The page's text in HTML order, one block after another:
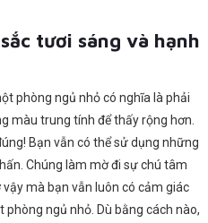
tươi sáng và hạnh
phòng ngủ nhỏ có nghĩa là phải
màu trung tính để thấy rộng hơn.
Bạn vẫn có thể sử dụng những
Chúng làm mờ đi sự chú tâm
mà bạn vẫn luôn có cảm giác
ngủ nhỏ. Dù bằng cách nào,